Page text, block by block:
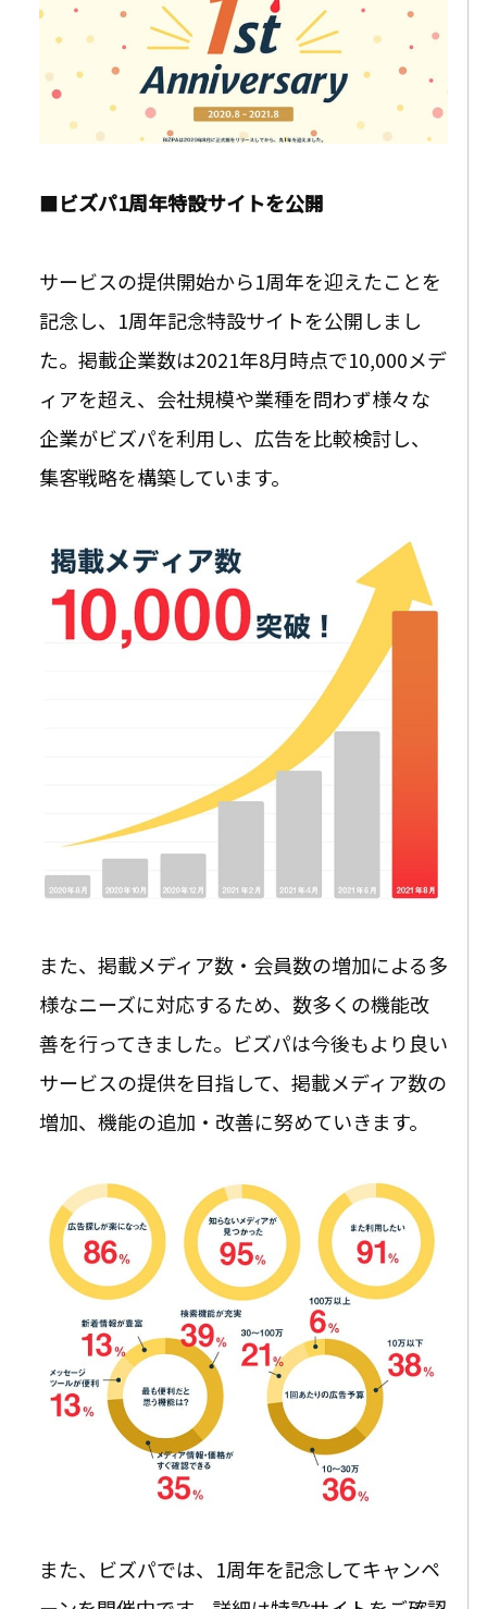
■ビズパ1周年特設サイトを公開
サービスの提供開始から1周年を迎えたことを
記念し、1周年記念特設サイトを公開しまし
た。掲載企業数は2021年8月時点で10,000メデ
ィアを超え、会社規模や業種を問わず様々な
企業がビズパを利用し、広告を比較検討し、
集客戦略を構築しています。
また、掲載メディア数・会員数の増加による多
様なニーズに対応するため、数多くの機能改
善を行ってきました。ビズパは今後もより良い
サービスの提供を目指して、掲載メディア数の
増加、機能の追加・改善に努めていきます。
また、ビズパでは、1周年を記念してキャンペ